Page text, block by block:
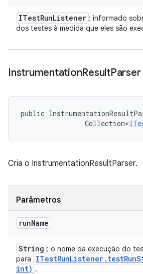
ITestRunListener : informado
dos testes à medida que eles são
InstrumentationResultParser
public
                Collection<
Cria o InstrumentationResultParser.
Parâmetros
runName
String : o nome da execução do
para
ITestRunListener.
int) .